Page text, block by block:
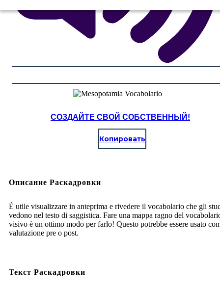
СОЗДАЙТЕ СВОЙ СОБСТВЕННЫЙ!
Копировать
Описание Раскадровки
È utile visualizzare in anteprima e rivedere il vocabolario che gli
vedono nel testo di saggistica. Fare una mappa ragno del
visivo è un ottimo modo per farlo! Questo potrebbe essere usato
valutazione pre o post.
Текст Раскадровки